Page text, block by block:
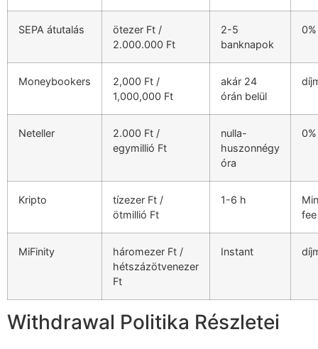
panel
panel
panel
Panel
SEPA átutalás
ötezer Ft /
2.000.000 Ft
2-5
banknapok
0%
Moneybookers
2,000 Ft /
1,000,000 Ft
akár 24
órán belül
Neteller
2.000 Ft /
egymillió Ft
nulla-
huszonnégy
óra
0%
Kripto
tízezer Ft /
ötmillió Ft
1-6 h
fee
MiFinity
háromezer Ft /
hétszázötvenezer
Ft
Instant
Withdrawal Politika Részletei